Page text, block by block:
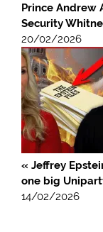
Prince Andrew
Security
20/02/2026
« Jeffrey
one big
14/02/2026